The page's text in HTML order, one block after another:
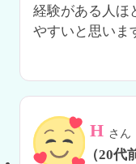
経験がある人ほ
やすいと思い
H さん
（20代